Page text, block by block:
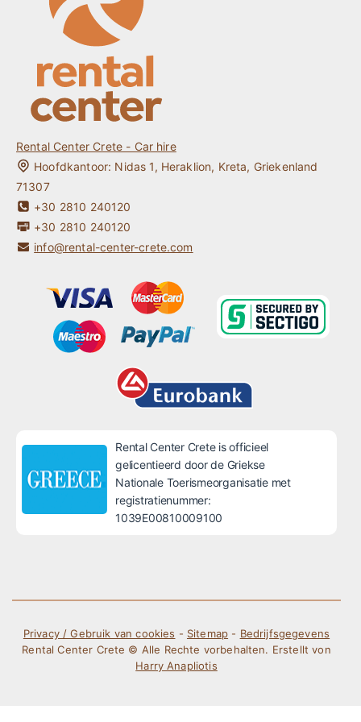
One way Auto Huren Kreta
Kreta Reisgids
Mijn Reservering
Rental Center Crete - Car hire
Hoofdkantoor: Nidas 1, Heraklion, Kreta, Griekenland
71307
+30 2810 240120
+30 2810 240120
info@rental-center-crete.com
Rental Center Crete is officieel
gelicentieerd door de Griekse
Nationale Toerismeorganisatie met
registratienummer:
1039E00810009100
Privacy / Gebruik van cookies - Sitemap - Bedrijfsgegevens
Rental Center Crete © Alle Rechte vorbehalten. Erstellt von
Harry Anapliotis